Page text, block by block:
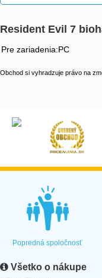
Resident Evil 7
Pre zariadenia:PC
Obchod si vyhradzuje právo na
Popredná spoločnosť
Všetko o nákupe